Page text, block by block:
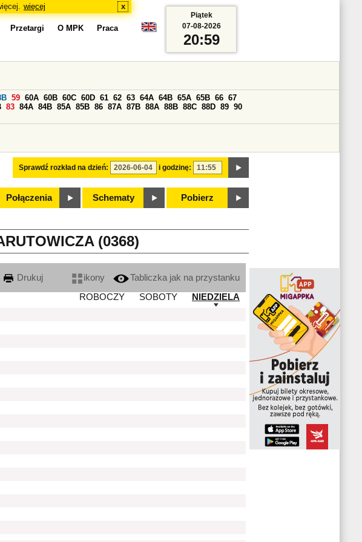
więcej x
Przetargi O MPK Praca
Sprawdź rozkład na dzień: i godzinę:
59 60A 60B 60C 60D 61 62 63 64A 64B 65A 65B 66 67
83 84A 84B 85A 85B 86 87A 87B 88A 88B 88C 88D 89 90
Połączenia Schematy Pobierz
Piątek
07-08-2026
20:59
(0368)
Drukuj ikony
Tabliczka jak na przystanku
ROBOCZY
SOBOTY
NIEDZIELA